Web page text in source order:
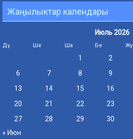
Жаңылыктар календары
Июль 2026
Дү Ше Ша Бе Жу
1 2
6
7 8 9
13
14 15 16
20
21 22 23
27
28 29 30
« Июн